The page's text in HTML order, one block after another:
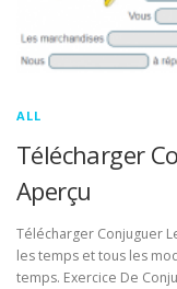
ALL
Télécharger
Aperçu
Télécharger Conjuguer
les temps et tous les
temps. Exercice De